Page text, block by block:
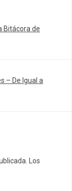
Bitácora de
– De Igual a
Los